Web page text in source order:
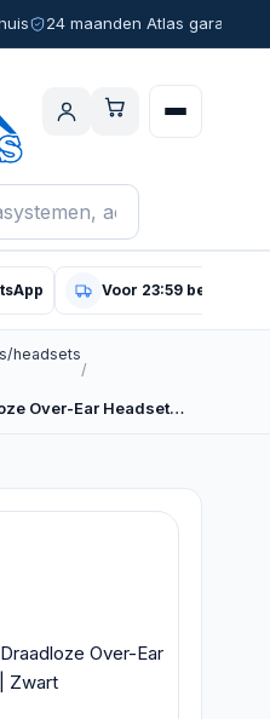
24 maanden Atlas garantie
Voor 23:59 besteld,
headsets
/
Over-Ear Headset…